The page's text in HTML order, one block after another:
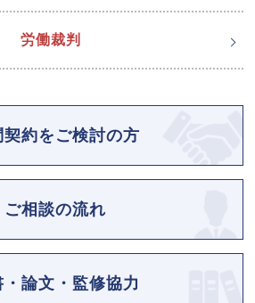
労働裁判
契約をご検討の方
ご相談の流れ
・論文・監修協力